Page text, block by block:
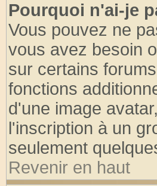
Pourquoi n'ai-je
Vous pouvez ne
vous avez besoin
sur certains
fonctions
d'une image
l'inscription à un
seulement
Revenir en haut